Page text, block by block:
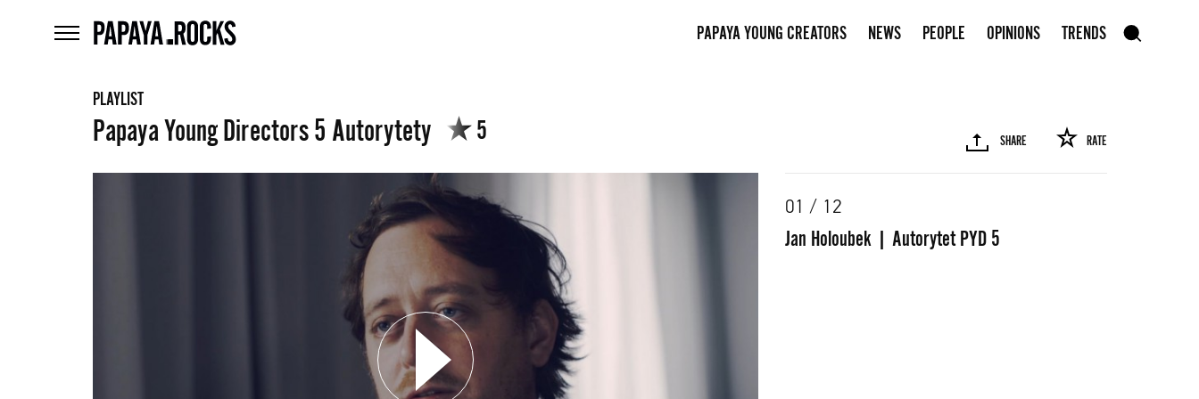
home PAPAYA YOUNG CREATORS NEWS PEOPLE OPINIONS TRENDS szukaj
PLAYLIST
Papaya Young Directors 5 Autorytety 5 RATE
SHARE
TWITTER PINTEREST MAIL LINK
01 / 12
Jan Holoubek | Autorytet PYD 5